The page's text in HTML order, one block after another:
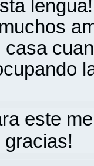
casa
este
gracias!